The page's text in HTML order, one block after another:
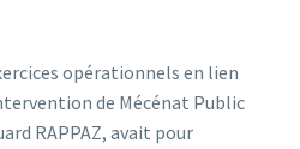
opérationnels en lien
de Mécénat Public
RAPPAZ, avait pour